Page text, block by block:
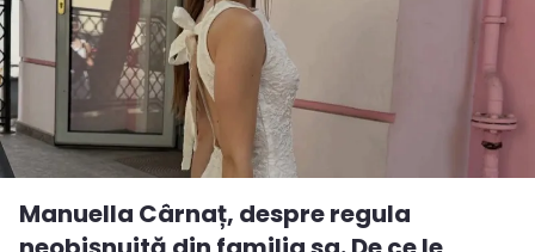
Manuella Cârnaț, despre regula